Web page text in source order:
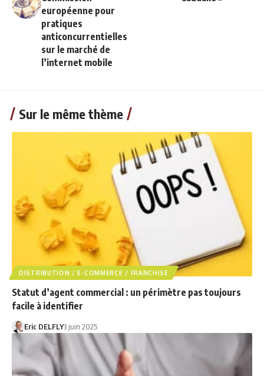
européenne pour
pratiques
anticoncurrentielles
sur le marché de
l’internet mobile
Sur le même thème
DISTRIBUTION / E-COMMERCE / FRANCHISE
Statut d’agent commercial : un périmètre pas toujours
facile à identifier
Eric DELFLY3 juin 2025